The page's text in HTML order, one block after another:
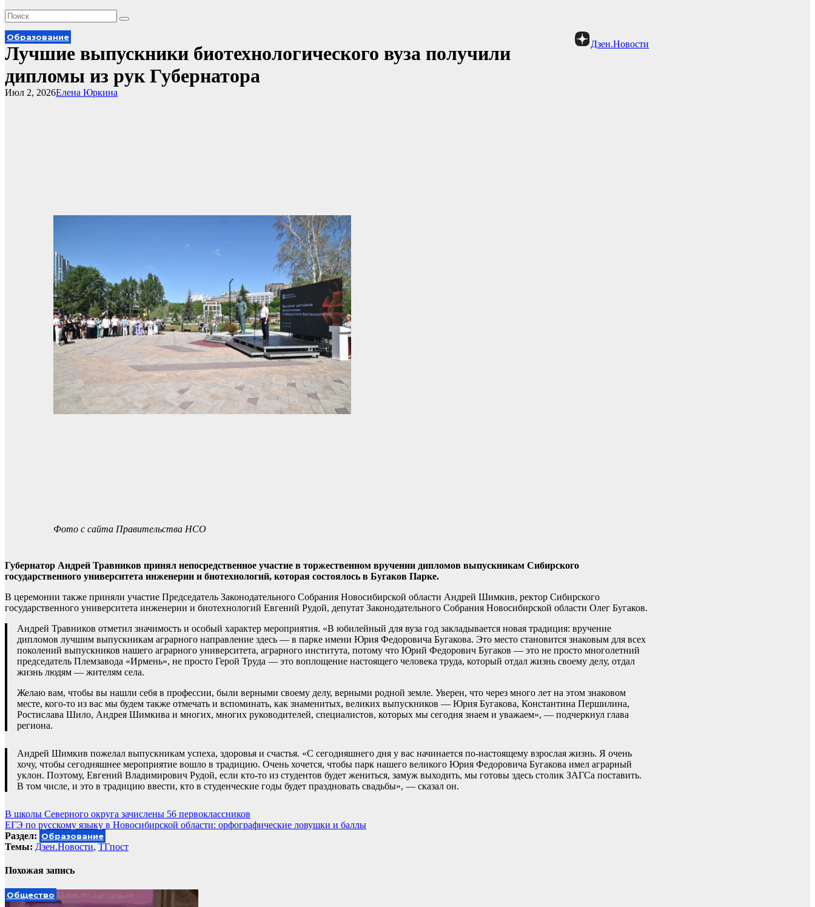
Дзен.Новости
Образование
Лучшие выпускники биотехнологического вуза получили
дипломы из рук Губернатора
Елена Юркина
Июл 2, 2026
Фото с сайта Правительства НСО
Губернатор Андрей Травников принял непосредственное участие в торжественном вручении дипломов выпускникам Сибирского
государственного университета инженерии и биотехнологий, которая состоялось в Бугаков Парке.
В церемонии также приняли участие Председатель Законодательного Собрания Новосибирской области Андрей Шимкив, ректор Сибирского
государственного университета инженерии и биотехнологий Евгений Рудой, депутат Законодательного Собрания Новосибирской области Олег Бугаков.
Андрей Травников отметил значимость и особый характер мероприятия. «В юбилейный для вуза год закладывается новая традиция: вручение
дипломов лучшим выпускникам аграрного направление здесь — в парке имени Юрия Федоровича Бугакова. Это место становится знаковым для всех
поколений выпускников нашего аграрного университета, аграрного института, потому что Юрий Федорович Бугаков — это не просто многолетний
председатель Племзавода «Ирмень», не просто Герой Труда — это воплощение настоящего человека труда, который отдал жизнь своему делу, отдал
жизнь людям — жителям села.
Желаю вам, чтобы вы нашли себя в профессии, были верными своему делу, верными родной земле. Уверен, что через много лет на этом знаковом
месте, кого-то из вас мы будем также отмечать и вспоминать, как знаменитых, великих выпускников — Юрия Бугакова, Константина Першилина,
Ростислава Шило, Андрея Шимкива и многих, многих руководителей, специалистов, которых мы сегодня знаем и уважаем», — подчеркнул глава
региона.
Андрей Шимкив пожелал выпускникам успеха, здоровья и счастья. «С сегодняшнего дня у вас начинается по-настоящему взрослая жизнь. Я очень
хочу, чтобы сегодняшнее мероприятие вошло в традицию. Очень хочется, чтобы парк нашего великого Юрия Федоровича Бугакова имел аграрный
уклон. Поэтому, Евгений Владимирович Рудой, если кто-то из студентов будет жениться, замуж выходить, мы готовы здесь столик ЗАГСа поставить.
В том числе, и это в традицию ввести, кто в студенческие годы будет праздновать свадьбы», — сказал он.
Навигация
по
записям
В школы Северного округа зачислены 56 первоклассников
ЕГЭ по русскому языку в Новосибирской области: орфографические ловушки и баллы
Раздел: Образование
Темы: Дзен.Новости, ТГпост
Похожая запись
Общество